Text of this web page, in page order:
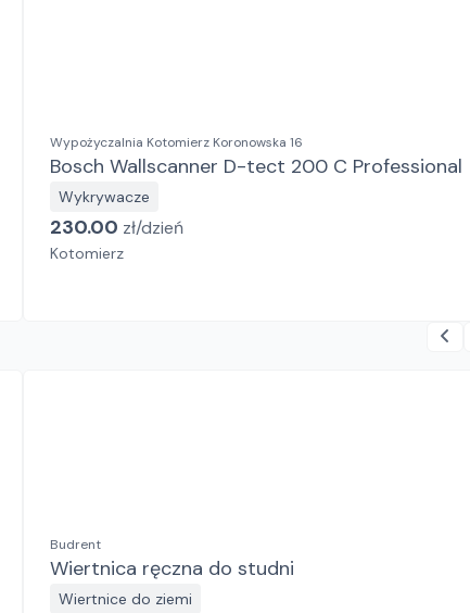
Wypożyczalnia Kotomierz Koronowska 16
Bosch Wallscanner D-tect 200 C Professional
Wykrywacze
230.00 zł/dzień
Kotomierz
Budrent
Wiertnica ręczna do studni
Wiertnice do ziemi